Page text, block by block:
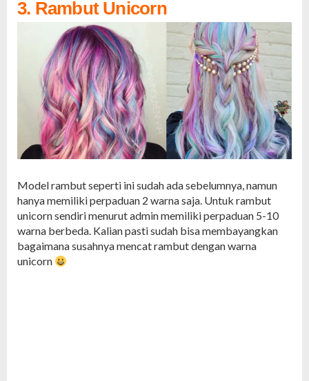
3. Rambut Unicorn
Model rambut seperti ini sudah ada sebelumnya, namun
hanya memiliki perpaduan 2 warna saja. Untuk rambut
unicorn sendiri menurut admin memiliki perpaduan 5-10
warna berbeda. Kalian pasti sudah bisa membayangkan
bagaimana susahnya mencat rambut dengan warna
unicorn